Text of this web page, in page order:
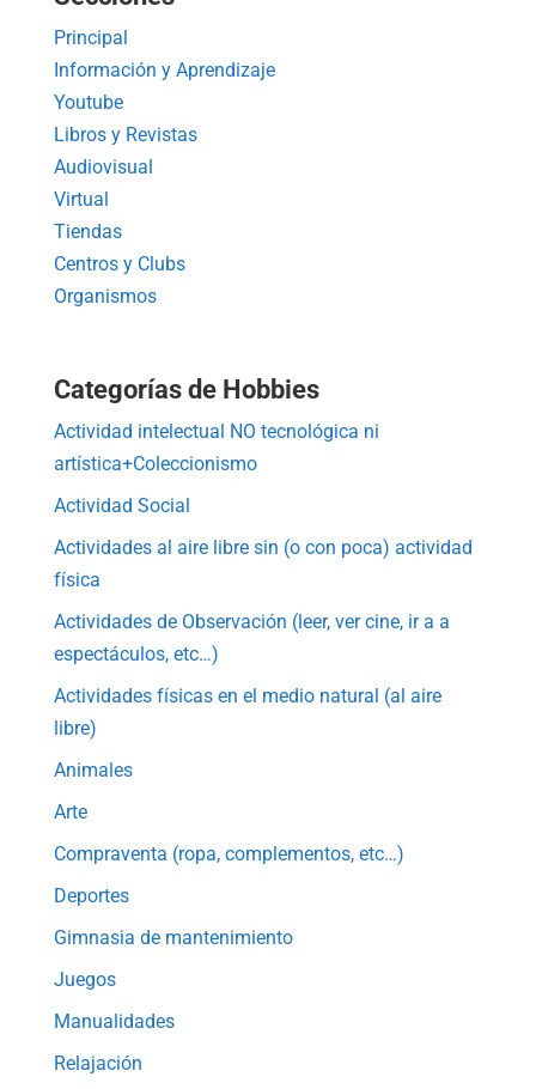
Principal
Información y Aprendizaje
Youtube
Libros y Revistas
Audiovisual
Virtual
Tiendas
Centros y Clubs
Organismos
Categorías de Hobbies
Actividad intelectual NO tecnológica ni
artística+Coleccionismo
Actividad Social
Actividades al aire libre sin (o con poca) actividad
física
Actividades de Observación (leer, ver cine, ir a a
espectáculos, etc…)
Actividades físicas en el medio natural (al aire
libre)
Animales
Arte
Compraventa (ropa, complementos, etc…)
Deportes
Gimnasia de mantenimiento
Juegos
Manualidades
Relajación